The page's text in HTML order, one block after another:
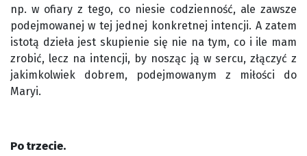
np. w ofiary z tego, co niesie codzienność, ale zawsze
podejmowanej w tej jednej konkretnej intencji. A zatem
istotą dzieła jest skupienie się nie na tym, co i ile mam
zrobić, lecz na intencji, by nosząc ją w sercu, złączyć z
jakimkolwiek dobrem, podejmowanym z miłości do
Maryi.
Po trzecie.